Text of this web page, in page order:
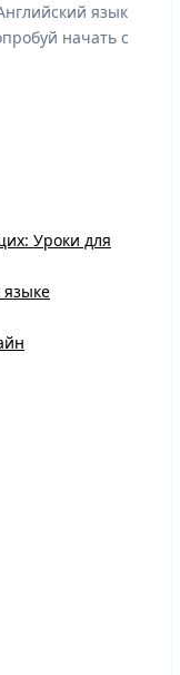
язык
начать с
Уроки для
языке